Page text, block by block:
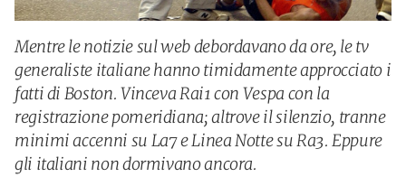
Mentre le notizie sul web debordavano da ore, le tv
generaliste italiane hanno timidamente approcciato i
fatti di Boston. Vinceva Rai1 con Vespa con la
registrazione pomeridiana; altrove il silenzio, tranne
minimi accenni su La7 e Linea Notte su Ra3. Eppure
gli italiani non dormivano ancora.